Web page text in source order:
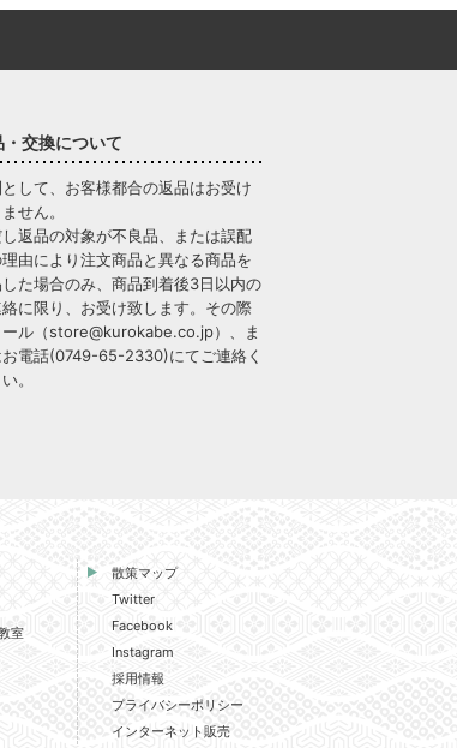
・交換について
として、お客様都合の返品はお受け
せん。
し返品の対象が不良品、または誤配
由により注文商品と異なる商品を
た場合のみ、商品到着後3日以内の
絡に限り、お受け致します。その際
ル（store@kurokabe.co.jp）、ま
お電話(0749-65-2330)にてご連絡く
。
室
散策マップ
Twitter
Facebook
Instagram
採用情報
プライバシーポリシー
インターネット販売